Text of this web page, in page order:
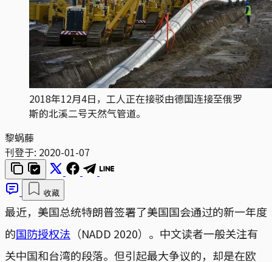
2018年12月4日，工人正在接驳由德国连接至俄罗
斯的北溪二号天然气管道。
黎蜗藤
刊登于: 2020-01-07
收藏
最近，美国总统特朗普签署了美国国会通过的新一年度
的国防授权法 （NADD 2020）。中文读者一般关注有
关中国和台湾的段落。但引起最大争议的，却是在欧